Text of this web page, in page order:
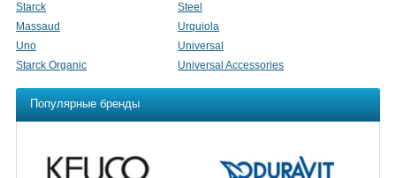
Starck
Steel
Massaud
Urquiola
Uno
Universal
Starck Organic
Universal Accessories
Популярные бренды